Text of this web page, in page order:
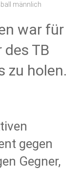
männlich
war für
TB
zu holen.
gegen
Gegner,